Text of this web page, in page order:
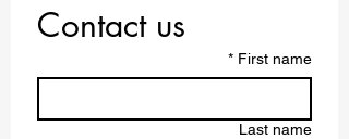
Contact us
First name
*
Last name